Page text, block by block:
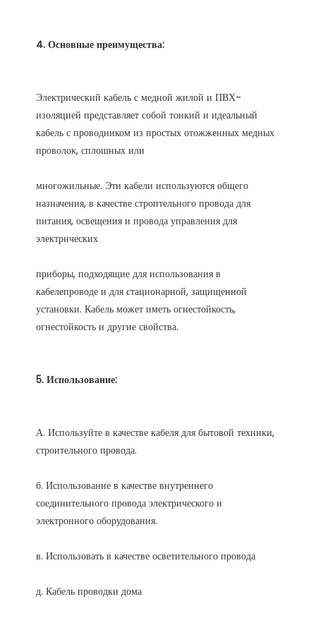
Электрический кабель с медной жилой и ПВХ-
изоляцией представляет собой тонкий и идеальный
кабель с проводником из простых отожженных медных
многожильные. Эти кабели используются общего
назначения, в качестве строительного провода для
питания, освещения и провода управления для
приборы, подходящие для использования в
кабелепроводе и для стационарной, защищенной
установки. Кабель может иметь огнестойкость,
А. Используйте в качестве кабеля для бытовой техники,
б. Использование в качестве внутреннего
соединительного провода электрического и